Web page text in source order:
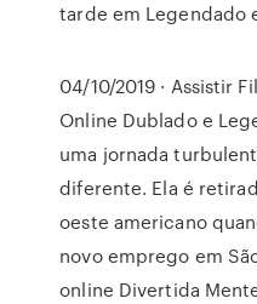
tarde em Legendado
04/10/2019 · Assistir
Online Dublado e
uma jornada
diferente. Ela é
oeste americano
novo emprego em
online Divertida